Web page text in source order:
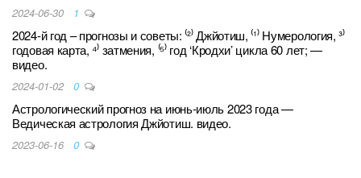
2024-06-30 1
2024-й год – прогнозы и советы: ⁽²⁾ Джйотиш, ⁽¹⁾ Нумерология, ³⁾
годовая карта, ⁴⁾ затмения, ⁽⁵⁾ год ‘Кродхи’ цикла 60 лет; —
видео.
2024-01-02 0
Астрологический прогноз на июнь-июль 2023 года —
Ведическая астрология Джйотиш. видео.
2023-06-16 0